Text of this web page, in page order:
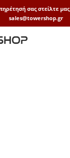
σας στείλτε
sales@towershop.gr